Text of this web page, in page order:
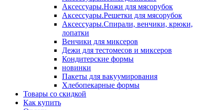
Аксессуары.Ножи для мясорубок
Аксессуары.Решетки для мясорубок
Аксессуары.Спирали, венчики, крюки,
лопатки
Венчики для миксеров
Дежи для тестомесов и миксеров
Кондитерские формы
новинки
Пакеты для вакуумирования
Хлебопекарные формы
Товары со скидкой
Как купить